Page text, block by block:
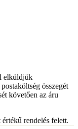
elküldjük
összegét
követően az áru
értékű rendelés felett.